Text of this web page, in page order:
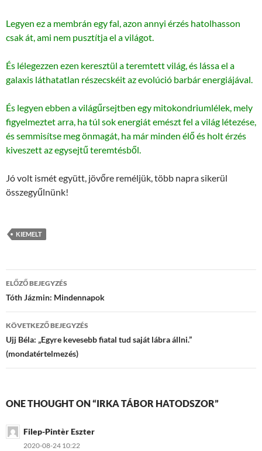
Legyen ez a membrán egy fal, azon annyi érzés hatolhasson
csak át, ami nem pusztítja el a világot.
És lélegezzen ezen keresztül a teremtett világ, és lássa el a
galaxis láthatatlan részecskéit az evolúció barbár energiájával.
És legyen ebben a világűrsejtben egy mitokondriumlélek, mely
figyelmeztet arra, ha túl sok energiát emészt fel a világ létezése,
és semmisítse meg önmagát, ha már minden élő és holt érzés
kiveszett az egysejtű teremtésből.
Jó volt ismét együtt, jövőre reméljük, több napra sikerül
összegyűlnünk!
KIEMELT
Bejegyzések
navigációja
ELŐZŐ BEJEGYZÉS
Tóth Jázmin: Mindennapok
KÖVETKEZŐ BEJEGYZÉS
Ujj Béla: „Egyre kevesebb fiatal tud saját lábra állni.”
(mondatértelmezés)
ONE THOUGHT ON “IRKA TÁBOR HATODSZOR”
Filep-Pintèr Eszter
2020-08-24 10:22